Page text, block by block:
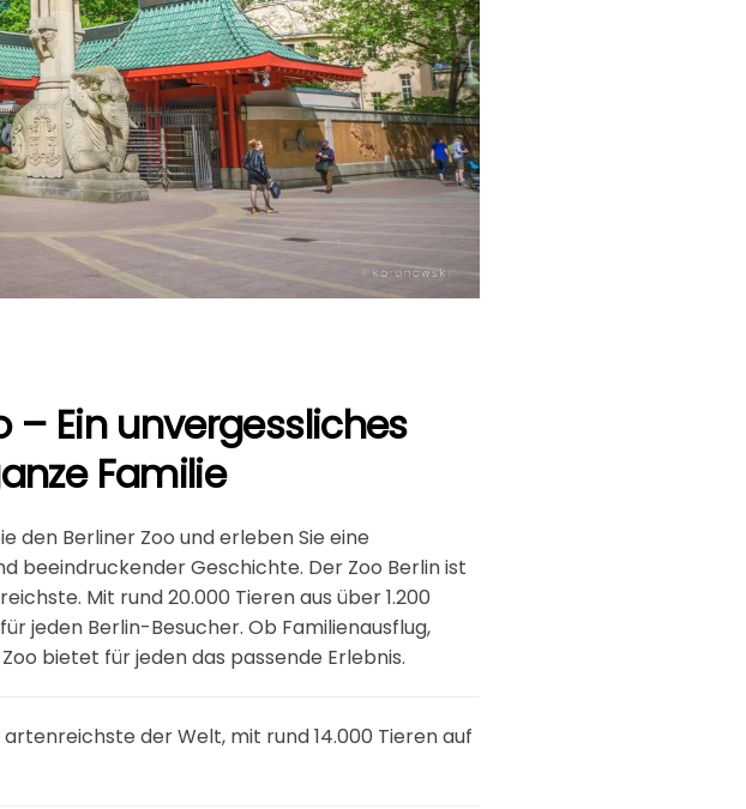
– Ein unvergessliches
Familie
den Berliner Zoo und erleben Sie eine
beeindruckender Geschichte. Der Zoo Berlin ist
Mit rund 20.000 Tieren aus über 1.200
jeden Berlin-Besucher. Ob Familienausflug,
bietet für jeden das passende Erlebnis.
der Welt, mit rund 14.000 Tieren auf